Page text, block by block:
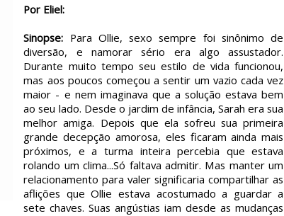
Por Eliel:
Sinopse: Para Ollie, sexo sempre foi sinônimo de
diversão, e namorar sério era algo assustador.
Durante muito tempo seu estilo de vida funcionou,
mas aos poucos começou a sentir um vazio cada vez
maior - e nem imaginava que a solução estava bem
ao seu lado. Desde o jardim de infância, Sarah era sua
melhor amiga. Depois que ela sofreu sua primeira
grande decepção amorosa, eles ficaram ainda mais
próximos, e a turma inteira percebia que estava
rolando um clima...Só faltava admitir. Mas manter um
relacionamento para valer significaria compartilhar as
aflições que Ollie estava acostumado a guardar a
sete chaves. Suas angústias iam desde as mudanças